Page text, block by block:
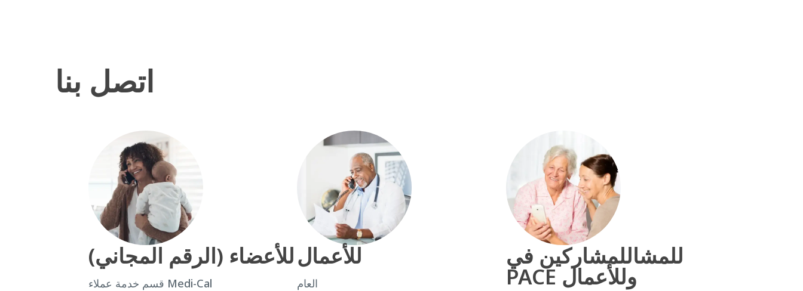
اتصل بنا
للأعضاء (الرقم المجاني)
قسم خدمة عملاء Medi-Cal
للأعمال
العام
للمشاللمشاركين في
PACE وللأعمال